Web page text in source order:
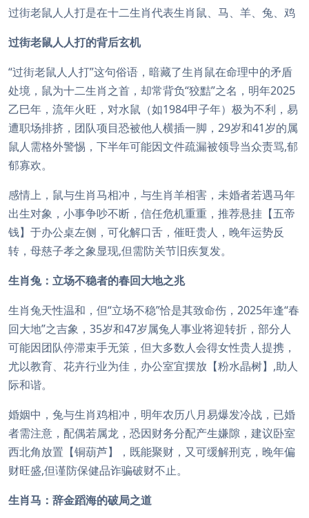
过街老鼠人人打是在十二生肖代表生肖鼠、马、羊、兔、鸡
过街老鼠人人打的背后玄机
“过街老鼠人人打”这句俗语，暗藏了生肖鼠在命理中的矛盾
处境，鼠为十二生肖之首，却常背负“狡黠”之名，明年2025
乙巳年，流年火旺，对水鼠（如1984甲子年）极为不利，易
遭职场排挤，团队项目恐被他人横插一脚，29岁和41岁的属
鼠人需格外警惕，下半年可能因文件疏漏被领导当众责骂,郁
郁寡欢。
感情上，鼠与生肖马相冲，与生肖羊相害，未婚者若遇马年
出生对象，小事争吵不断，信任危机重重，推荐悬挂【五帝
钱】于办公桌左侧，可化解口舌，催旺贵人，晚年运势反
转，母慈子孝之象显现,但需防关节旧疾复发。
生肖兔：立场不稳者的春回大地之兆
生肖兔天性温和，但“立场不稳”恰是其致命伤，2025年逢“春
回大地”之吉象，35岁和47岁属兔人事业将迎转折，部分人
可能因团队停滞束手无策，但大多数人会得女性贵人提携，
尤以教育、花卉行业为佳，办公室宜摆放【粉水晶树】,助人
际和谐。
婚姻中，兔与生肖鸡相冲，明年农历八月易爆发冷战，已婚
者需注意，配偶若属龙，恐因财务分配产生嫌隙，建议卧室
西北角放置【铜葫芦】，既能聚财，又可缓解刑克，晚年偏
财旺盛,但谨防保健品诈骗破财不止。
生肖马：辞金蹈海的破局之道